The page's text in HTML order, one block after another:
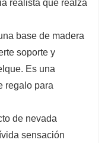
ambiente festivo
de
a la vez
de larga
puede llegar
ajuste las
forma. Si nota
realista que realza
base de madera
soporte y
Es una
regalo para
de nevada
sensación